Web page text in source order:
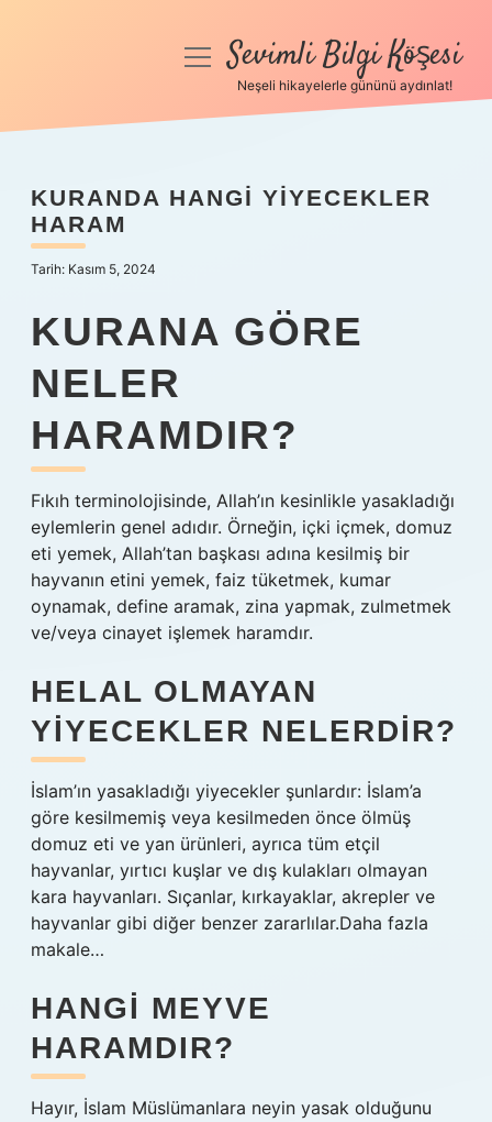
Anasayfa
Yasal Uyarı
Hakkımızda
menüyüSevimli Bilgi Köşesi
Neşeli hikayelerle gününü aydınlat!
KURANDA HANGI YIYECEKLER
HARAM
Tarih: Kasım 5, 2024
KURANA GÖRE
NELER
HARAMDIR?
Fıkıh terminolojisinde, Allah’ın kesinlikle yasakladığı
eylemlerin genel adıdır. Örneğin, içki içmek, domuz
eti yemek, Allah’tan başkası adına kesilmiş bir
hayvanın etini yemek, faiz tüketmek, kumar
oynamak, define aramak, zina yapmak, zulmetmek
ve/veya cinayet işlemek haramdır.
HELAL OLMAYAN
YIYECEKLER NELERDIR?
İslam’ın yasakladığı yiyecekler şunlardır: İslam’a
göre kesilmemiş veya kesilmeden önce ölmüş
domuz eti ve yan ürünleri, ayrıca tüm etçil
hayvanlar, yırtıcı kuşlar ve dış kulakları olmayan
kara hayvanları. Sıçanlar, kırkayaklar, akrepler ve
hayvanlar gibi diğer benzer zararlılar.Daha fazla
makale…
HANGI MEYVE
HARAMDIR?
Hayır, İslam Müslümanlara neyin yasak olduğunu